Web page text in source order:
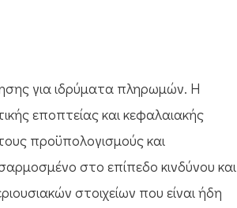
για ιδρύματα πληρωμών. Η
εποπτείας και κεφαλαιακής
προϋπολογισμούς και
στο επίπεδο κινδύνου και
στοιχείων που είναι ήδη